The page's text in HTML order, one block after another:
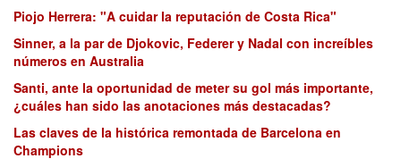
Piojo Herrera: "A cuidar la reputación de Costa Rica"
Sinner, a la par de Djokovic, Federer y Nadal con increíbles
números en Australia
Santi, ante la oportunidad de meter su gol más importante,
¿cuáles han sido las anotaciones más destacadas?
Las claves de la histórica remontada de Barcelona en
Champions